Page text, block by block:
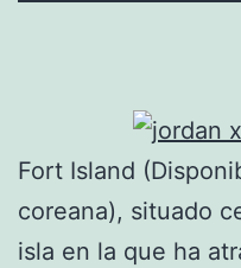
Fort Island
coreana), situado
isla en la que ha